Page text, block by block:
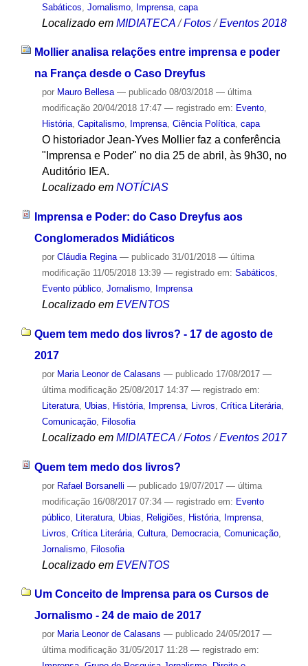
Sabáticos Jornalismo, Imprensa, capa
Localizado em MIDIATECA /Fotos /Eventos 2018
Mollier analisa relações entre imprensa e poder
na França desde o Caso Dreyfus
por Mauro Bellesa — publicado08/03/2018 — última
modificação20/04/2018 17:47 — registrado em: Evento,
História, Capitalismo, Imprensa, Ciência Política, capa
O historiador Jean-Yves Mollier faz a conferência
"Imprensa e Poder" no dia 25 de abril, às 9h30, no
Auditório IEA.
Localizado em NOTÍCIAS
Imprensa e Poder: do Caso Dreyfus aos
Conglomerados Midiáticos
por Cláudia Regina — publicado31/01/2018 — última
modificação11/05/2018 13:39 — registrado em: Sabáticos,
Evento público, Jornalismo, Imprensa
Localizado em EVENTOS
Quem tem medo dos livros? - 17 de agosto de
2017
por Maria Leonor de Calasans — publicado17/08/2017 —
última modificação25/08/2017 14:37 — registrado em:
Literatura, Ubias História, Imprensa, Livros Crítica Literária,
Comunicação, Filosofia
Localizado em MIDIATECA /Fotos /Eventos 2017
Quem tem medo dos livros?
por Rafael Borsanelli — publicado19/07/2017 — última
modificação16/08/2017 07:34 — registrado em: Evento
público, Literatura, Ubias Religiões História, Imprensa,
Livros Crítica Literária, Cultura, Democracia, Comunicação,
Jornalismo, Filosofia
Localizado em EVENTOS
Um Conceito de Imprensa para os Cursos de
Jornalismo - 24 de maio de 2017
por Maria Leonor de Calasans — publicado24/05/2017 —
última modificação31/05/2017 11:28 — registrado em: